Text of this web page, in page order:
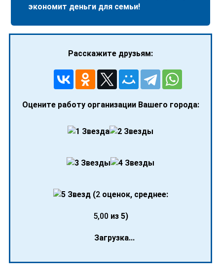
экономит деньги для семьи!
Расскажите друзьям:
Оцените работу организации Вашего города:
(2оценок, среднее:
5,00 из 5)
Загрузка...